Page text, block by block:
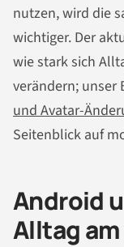
nutzen, wird die
wichtiger. Der
wie stark sich
verändern; unser
und Avatar-
Seitenblick auf
Android
Alltag